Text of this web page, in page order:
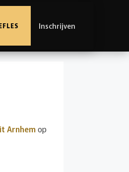
Inschrijven
Arnhemop